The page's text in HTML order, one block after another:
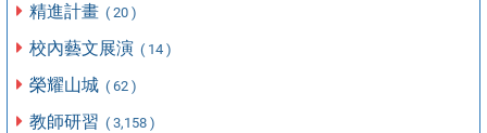
精進計畫 ( 20 )
校內藝文展演 ( 14 )
榮耀山城 ( 62 )
教師研習 ( 3,158 )